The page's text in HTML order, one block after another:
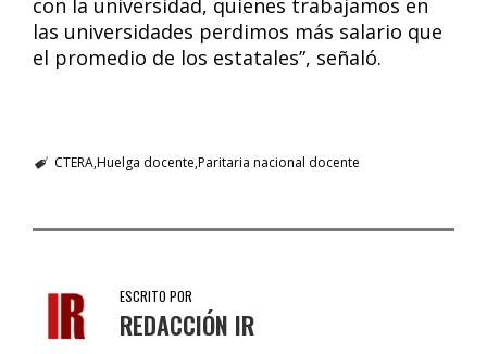
con la universidad, quienes trabajamos en
las universidades perdimos más salario que
el promedio de los estatales”, señaló.
CTERAHuelga docente Paritaria nacional docente
ESCRITO POR
REDACCIÓN IR